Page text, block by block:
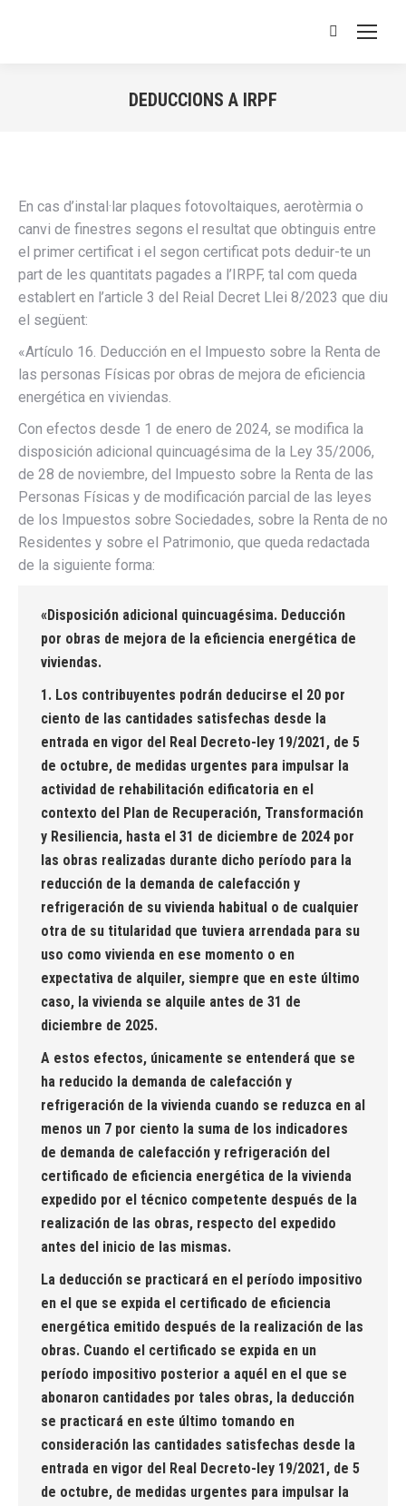
Buscar:
DEDUCCIONS A IRPF
En cas d’instal·lar plaques fotovoltaiques, aerotèrmia o
canvi de finestres segons el resultat que obtinguis entre
el primer certificat i el segon certificat pots deduir-te un
part de les quantitats pagades a l’IRPF, tal com queda
establert en l’article 3 del Reial Decret Llei 8/2023 que diu
el següent:
«Artículo 16. Deducción en el Impuesto sobre la Renta de
las personas Físicas por obras de mejora de eficiencia
energética en viviendas.
Con efectos desde 1 de enero de 2024, se modifica la
disposición adicional quincuagésima de la Ley 35/2006,
de 28 de noviembre, del Impuesto sobre la Renta de las
Personas Físicas y de modificación parcial de las leyes
de los Impuestos sobre Sociedades, sobre la Renta de no
Residentes y sobre el Patrimonio, que queda redactada
de la siguiente forma:
«Disposición adicional quincuagésima. Deducción
por obras de mejora de la eficiencia energética de
viviendas.
1. Los contribuyentes podrán deducirse el 20 por
ciento de las cantidades satisfechas desde la
entrada en vigor del Real Decreto-ley 19/2021, de 5
de octubre, de medidas urgentes para impulsar la
actividad de rehabilitación edificatoria en el
contexto del Plan de Recuperación, Transformación
y Resiliencia, hasta el 31 de diciembre de 2024 por
las obras realizadas durante dicho período para la
reducción de la demanda de calefacción y
refrigeración de su vivienda habitual o de cualquier
otra de su titularidad que tuviera arrendada para su
uso como vivienda en ese momento o en
expectativa de alquiler, siempre que en este último
caso, la vivienda se alquile antes de 31 de
diciembre de 2025.
A estos efectos, únicamente se entenderá que se
ha reducido la demanda de calefacción y
refrigeración de la vivienda cuando se reduzca en al
menos un 7 por ciento la suma de los indicadores
de demanda de calefacción y refrigeración del
certificado de eficiencia energética de la vivienda
expedido por el técnico competente después de la
realización de las obras, respecto del expedido
antes del inicio de las mismas.
La deducción se practicará en el período impositivo
en el que se expida el certificado de eficiencia
energética emitido después de la realización de las
obras. Cuando el certificado se expida en un
período impositivo posterior a aquél en el que se
abonaron cantidades por tales obras, la deducción
se practicará en este último tomando en
consideración las cantidades satisfechas desde la
entrada en vigor del Real Decreto-ley 19/2021, de 5
de octubre, de medidas urgentes para impulsar la